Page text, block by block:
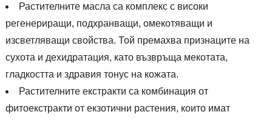
Растителните масла са комплекс с високи
регенериращи, подхранващи, омекотяващи и
изсветляващи свойства. Той премахва признаците на
сухота и дехидратация, като възвръща мекотата,
гладкостта и здравия тонус на кожата.
Растителните екстракти са комбинация от
фитоекстракти от екзотични растения, които имат